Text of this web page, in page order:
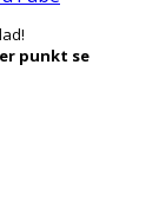
punkt se